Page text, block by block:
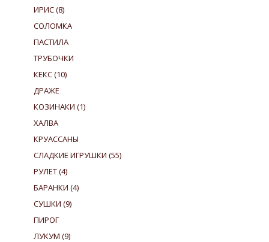
ИРИС(8)
СОЛОМКА
ПАСТИЛА
ТРУБОЧКИ
КЕКС(10)
ДРАЖЕ
КОЗИНАКИ (1)
ХАЛВА
КРУАССАНЫ
СЛАДКИЕ ИГРУШКИ (55)
РУЛЕТ(4)
БАРАНКИ (4)
СУШКИ (9)
ПИРОГ
ЛУКУМ (9)